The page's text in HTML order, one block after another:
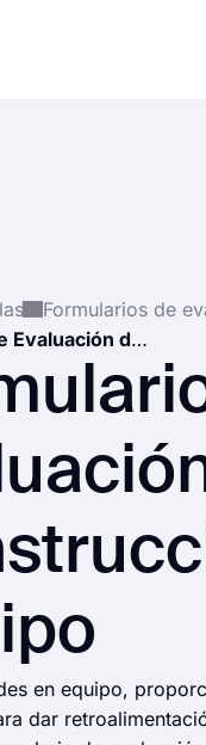
Formularios de
Formulario de Evaluación de Construcción de Equipo
en equipo,
dar